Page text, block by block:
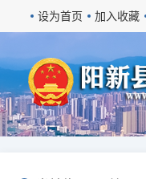
设为首页 加入收藏